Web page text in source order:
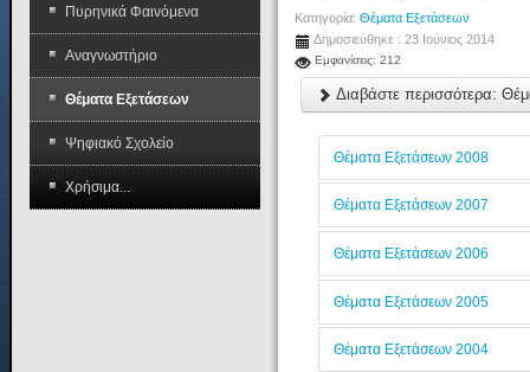
Κατηγορία:Θέματα Εξετάσεων
Δημοσιεύθηκε : 23 Ιούνιος 2014
Εμφανίσεις: 212
Διαβάστε περισσότερα:
Θέματα Εξετάσεων 2008
Θέματα Εξετάσεων 2007
Θέματα Εξετάσεων 2006
Θέματα Εξετάσεων 2005
Θέματα Εξετάσεων 2004
Πυρηνικά Φαινόμενα
Αναγνωστήριο
Θέματα Εξετάσεων
Ψηφιακό Σχολείο
Χρήσιμα...